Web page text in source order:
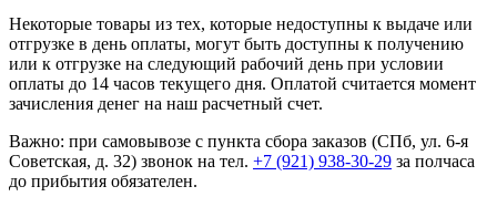
Некоторые товары из тех, которые недоступны к выдаче или
отгрузке в день оплаты, могут быть доступны к получению
или к отгрузке на следующий рабочий день при условии
оплаты до 14 часов текущего дня. Оплатой считается момент
зачисления денег на наш расчетный счет.
Важно: при самовывозе с пункта сборa заказов (СПб, ул. 6-я
Советская, д. 32) звонок на тел. +7 (921) 938-30-29 за полчаса
до прибытия обязателен.